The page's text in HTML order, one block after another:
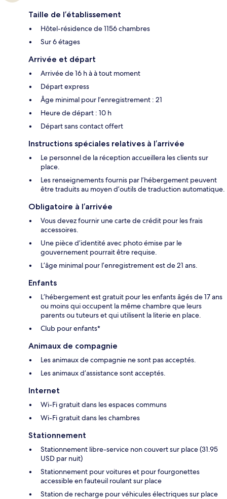
Taille de l’établissement
Hôtel-résidence de 1156 chambres
Sur 6 étages
Arrivée et départ
Arrivée de 16 h à à tout moment
Départ express
Âge minimal pour l’enregistrement : 21
Heure de départ : 10 h
Départ sans contact offert
Instructions spéciales relatives à l’arrivée
Le personnel de la réception accueillera les clients sur
place.
Les renseignements fournis par l’hébergement peuvent
être traduits au moyen d’outils de traduction automatique.
Obligatoire à l’arrivée
Vous devez fournir une carte de crédit pour les frais
accessoires.
Une pièce d’identité avec photo émise par le
gouvernement pourrait être requise.
L’âge minimal pour l’enregistrement est de 21 ans.
Enfants
L’hébergement est gratuit pour les enfants âgés de 17 ans
ou moins qui occupent la même chambre que leurs
parents ou tuteurs et qui utilisent la literie en place.
Club pour enfants*
Animaux de compagnie
Les animaux de compagnie ne sont pas acceptés.
Les animaux d’assistance sont acceptés.
Internet
Wi-Fi gratuit dans les espaces communs
Wi-Fi gratuit dans les chambres
Stationnement
Stationnement libre-service non couvert sur place (31.95
USD par nuit)
Stationnement pour voitures et pour fourgonettes
accessible en fauteuil roulant sur place
Station de recharge pour véhicules électriques sur place